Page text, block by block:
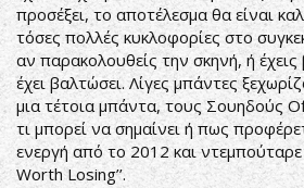
προσέξει, το αποτέλεσμα θα είναι
τόσες πολλές κυκλοφορίες στο
αν παρακολουθείς την σκηνή, ή έχεις
έχει βαλτώσει. Λίγες μπάντες
μια τέτοια μπάντα, τους Σουηδούς
τι μπορεί να σημαίνει ή πως
ενεργή από το 2012 και ντεμπούταρε
Worth Losing’’.